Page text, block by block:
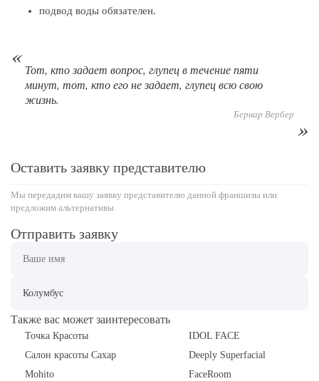
подвод воды обязателен.
Тот, кто задает вопрос, глупец в течение пяти
минут, тот, кто его не задает, глупец всю свою
жизнь.
Бернар Вербер
Оставить заявку представителю
Мы передадим вашу заявку представителю данной франшизы или
предложим альтернативы
Отправить заявку
Также вас может заинтересовать
Точка Красоты
IDOL FACE
Салон красоты Сахар
Deeply Superfacial
Mohito
FaceRoom